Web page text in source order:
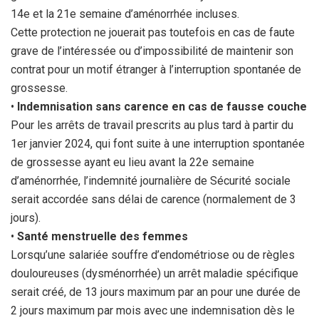
14e et la 21e semaine d’aménorrhée incluses.
Cette protection ne jouerait pas toutefois en cas de faute
grave de l’intéressée ou d’impossibilité de maintenir son
contrat pour un motif étranger à l’interruption spontanée de
grossesse.
• Indemnisation sans carence en cas de fausse couche
Pour les arrêts de travail prescrits au plus tard à partir du
1er janvier 2024, qui font suite à une interruption spontanée
de grossesse ayant eu lieu avant la 22e semaine
d’aménorrhée, l’indemnité journalière de Sécurité sociale
serait accordée sans délai de carence (normalement de 3
jours).
• Santé menstruelle des femmes
Lorsqu’une salariée souffre d’endométriose ou de règles
douloureuses (dysménorrhée) un arrêt maladie spécifique
serait créé, de 13 jours maximum par an pour une durée de
2 jours maximum par mois avec une indemnisation dès le